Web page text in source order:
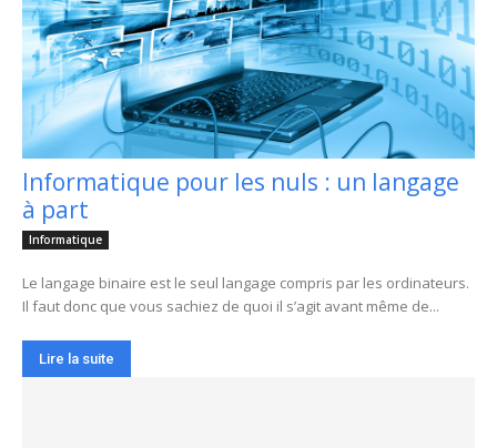
Informatique pour les nuls : un langage
à part
Informatique
Le langage binaire est le seul langage compris par les ordinateurs.
Il faut donc que vous sachiez de quoi il s’agit avant même de...
Lire la suite